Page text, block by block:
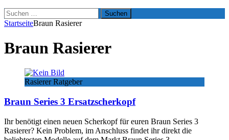
Suchen
nach:
StartseiteBraun Rasierer
Braun Rasierer
Rasierer Ratgeber
Braun Series 3 Ersatzscherkopf
Ihr benötigt einen neuen Scherkopf für euren Braun Series 3
Rasierer? Kein Problem, im Anschluss findet ihr direkt die